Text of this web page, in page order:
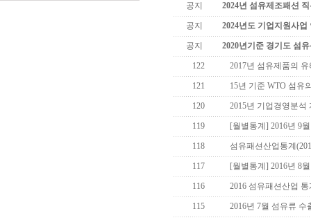
공지 2024년 섬유제조패션
공지 2024년도 기업지원사업
공지 2020년기준 경기도 섬
122 2017년 섬유제품의
121 15년 기준 WTO 섬유
120 2015년 기업경영분석
119 [월별통계] 2016년 9
118 섬유패션산업통계
117 [월별통계] 2016년 8
116 2016 섬유패션산업 통
115 2016년 7월 섬유류 수